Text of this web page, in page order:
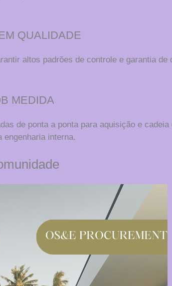
QUALIDADE
altos padrões de controle e garantia
MEDIDA
de ponta a ponta para aquisição e
engenharia interna.